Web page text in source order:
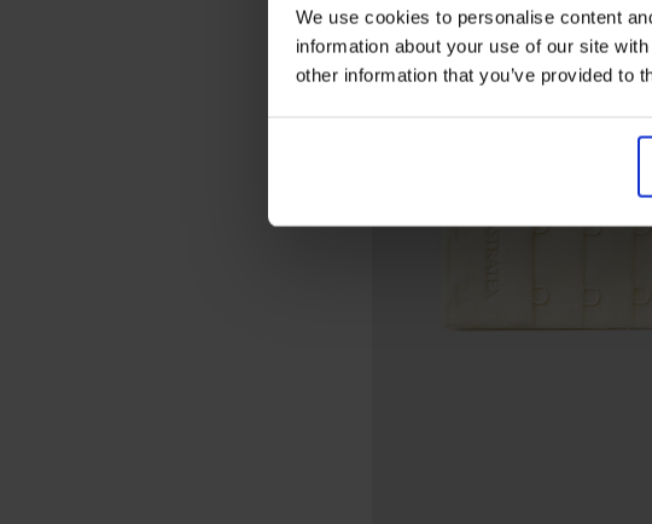
We use cookies to personalise content
information about your use of our site
other information that you’ve provided to